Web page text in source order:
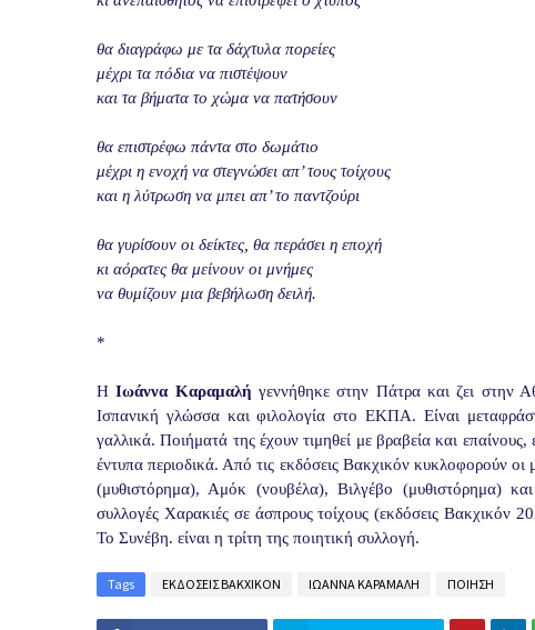
θα διαγράφω με τα δάχτυλα πορείες
μέχρι τα πόδια να πιστέψουν
και τα βήματα το χώμα να πατήσουν
θα επιστρέφω πάντα στο δωμάτιο
μέχρι η ενοχή να στεγνώσει απ’ τους τοίχους
και η λύτρωση να μπει απ’ το παντζούρι
θα γυρίσουν οι δείκτες, θα περάσει η εποχή
κι αόρατες θα μείνουν οι μνήμες
να θυμίζουν μια βεβήλωση δειλή.
*
ΗΙωάννα Καραμαλή γεννήθηκε στην Πάτρα και ζει στην
Ισπανική γλώσσα και φιλολογία στο ΕΚΠΑ. Είναι
γαλλικά. Ποιήματά της έχουν τιμηθεί με βραβεία και
έντυπα περιοδικά. Από τις εκδόσεις Βακχικόν κυκλοφορούν
(μυθιστόρημα), Αμόκ (νουβέλα), Βιλγέβο (μυθιστόρημα)
συλλογές Χαρακιές σε άσπρους τοίχους (εκδόσεις
Το Συνέβη. είναι η τρίτη της ποιητική συλλογή.
Tags ΕΚΔΟΣΕΙΣ ΒΑΚΧΙΚΟΝ ΙΩΑΝΝΑ ΚΑΡΑΜΑΛΗ ΠΟΙΗΣΗ